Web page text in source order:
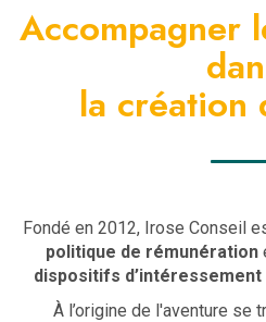
Accompagner
la création
Fondé en 2012, Irose Conseil
politique de rémunération
dispositifs d’intéressement
À l’origine de l'aventure se